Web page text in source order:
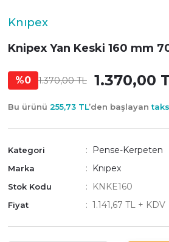
Knıpex
Knipex Yan Keski 160 mm
%0 1.370,00 TL 1.370,00
Bu ürünü 255,73 TL’den başlayan
Kategori Pense-Kerpeten
Marka Knıpex
Stok Kodu KNKE160
Fiyat 1.141,67 TL + KDV